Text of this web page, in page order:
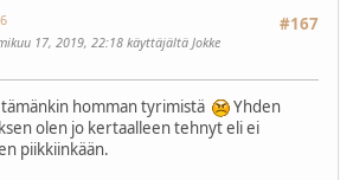
#167
17, 2019, 22:18 käyttäjältä Jokke
homman tyrimistä
Yhden
olen jo kertaalleen tehnyt eli ei
piikkiinkään.